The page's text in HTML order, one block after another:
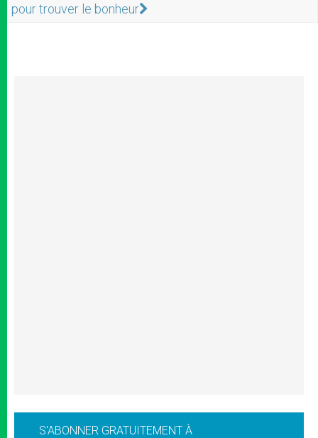
pour trouver le bonheur
S'ABONNER GRATUITEMENT À